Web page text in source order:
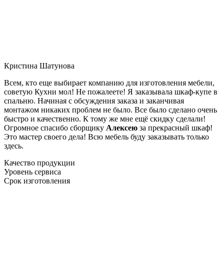
Кристина Шатунова
Всем, кто еще выбирает компанию для изготовления мебели,
советую Кухни мол! Не пожалеете! Я заказывала шкаф-купе в
спальню. Начиная с обсуждения заказа и заканчивая
монтажом никаких проблем не было. Все было сделано очень
быстро и качественно. К тому же мне ещё скидку сделали!
Огромное спасибо сборщику Алексею за прекрасный шкаф!
Это мастер своего дела! Всю мебель буду заказывать только
здесь.
Качество продукции
Уровень сервиса
Срок изготовления